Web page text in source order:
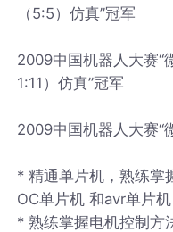
（5:5）仿真”冠军
2009中国机器人大赛“
1:11）仿真”冠军
2009中国机器人大赛“
* 精通单片机，熟练掌
OC单片机 和avr单片机
* 熟练掌握电机控制方